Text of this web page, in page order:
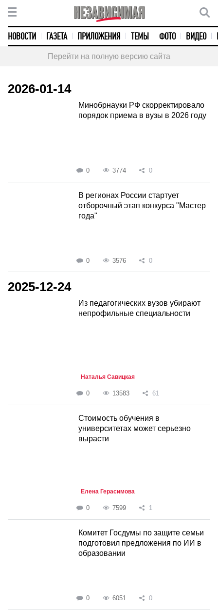
НОВОСТИ ГАЗЕТА ПРИЛОЖЕНИЯ ТЕМЫ ФОТО ВИДЕО
Перейти на полную версию сайта
2026-01-14
Минобрнауки РФ скорректировало
порядок приема в вузы в 2026 году
0 3774 0
В регионах России стартует
отборочный этап конкурса "Мастер
года"
0 3576 0
2025-12-24
Из педагогических вузов убирают
непрофильные специальности
Наталья Савицкая
0 13583 61
Cтоимость обучения в
университетах может серьезно
вырасти
Елена Герасимова
0 7599 1
Комитет Госдумы по защите семьи
подготовил предложения по ИИ в
образовании
0 6051 0